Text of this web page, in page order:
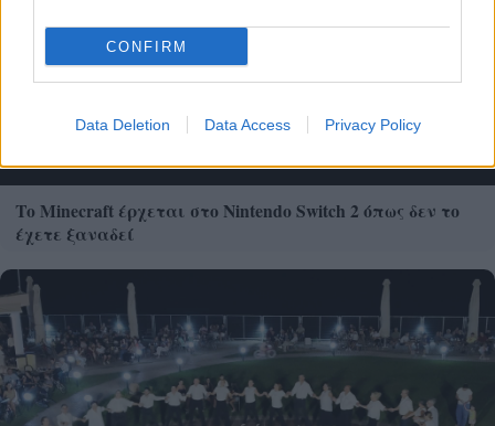
CONFIRM
Data Deletion Data Access Privacy Policy
Το Minecraft έρχεται στο Nintendo Switch 2 όπως δεν το
έχετε ξαναδεί